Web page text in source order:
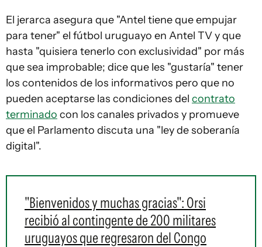
El jerarca asegura que "Antel tiene que empujar
para tener" el fútbol uruguayo en Antel TV y que
hasta "quisiera tenerlo con exclusividad" por más
que sea improbable; dice que les "gustaría" tener
los contenidos de los informativos pero que no
pueden aceptarse las condiciones del contrato
terminado con los canales privados y promueve
que el Parlamento discuta una "ley de soberanía
digital".
"Bienvenidos y muchas gracias": Orsi
recibió al contingente de 200 militares
uruguayos que regresaron del Congo